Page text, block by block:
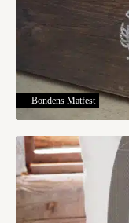
Bondens Matfest